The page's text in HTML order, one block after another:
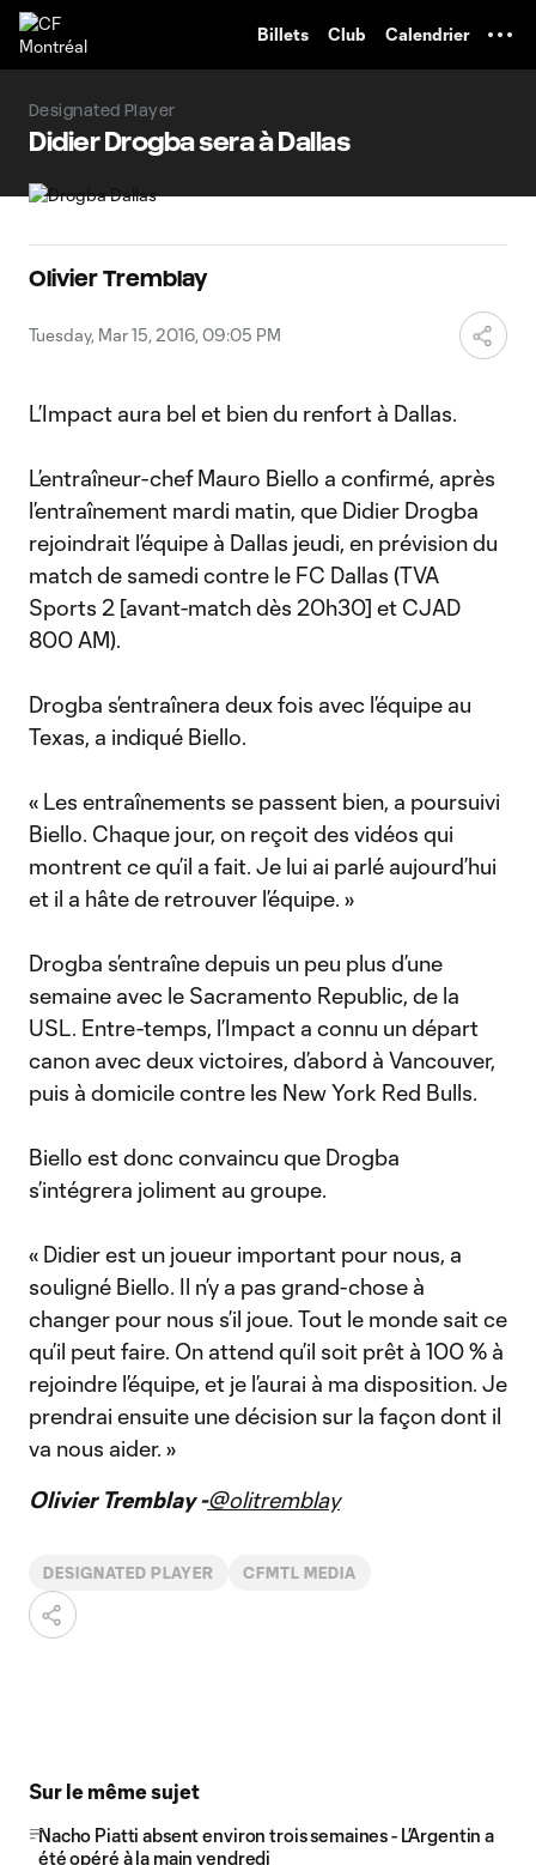
Billets Club Calendrier
Designated Player
Didier Drogba sera à Dallas
Olivier Tremblay
Tuesday, Mar 15, 2016, 09:05 PM
L’Impact aura bel et bien du renfort à Dallas.
L’entraîneur-chef Mauro Biello a confirmé, après
l’entraînement mardi matin, que Didier Drogba
rejoindrait l’équipe à Dallas jeudi, en prévision du
match de samedi contre le FC Dallas (TVA
Sports 2 [avant-match dès 20h30] et CJAD
800 AM).
Drogba s’entraînera deux fois avec l’équipe au
Texas, a indiqué Biello.
« Les entraînements se passent bien, a poursuivi
Biello. Chaque jour, on reçoit des vidéos qui
montrent ce qu’il a fait. Je lui ai parlé aujourd’hui
et il a hâte de retrouver l’équipe. »
Drogba s’entraîne depuis un peu plus d’une
semaine avec le Sacramento Republic, de la
USL. Entre-temps, l’Impact a connu un départ
canon avec deux victoires, d’abord à Vancouver,
puis à domicile contre les New York Red Bulls.
Biello est donc convaincu que Drogba
s’intégrera joliment au groupe.
« Didier est un joueur important pour nous, a
souligné Biello. Il n’y a pas grand-chose à
changer pour nous s’il joue. Tout le monde sait ce
qu’il peut faire. On attend qu’il soit prêt à 100 % à
rejoindre l’équipe, et je l’aurai à ma disposition. Je
prendrai ensuite une décision sur la façon dont il
va nous aider. »
Olivier Tremblay -@olitremblay
DESIGNATED PLAYER CFMTL MEDIA
Sur le même sujet
Nacho Piatti absent environ trois semaines - L’Argentin a
été opéré à la main vendredi